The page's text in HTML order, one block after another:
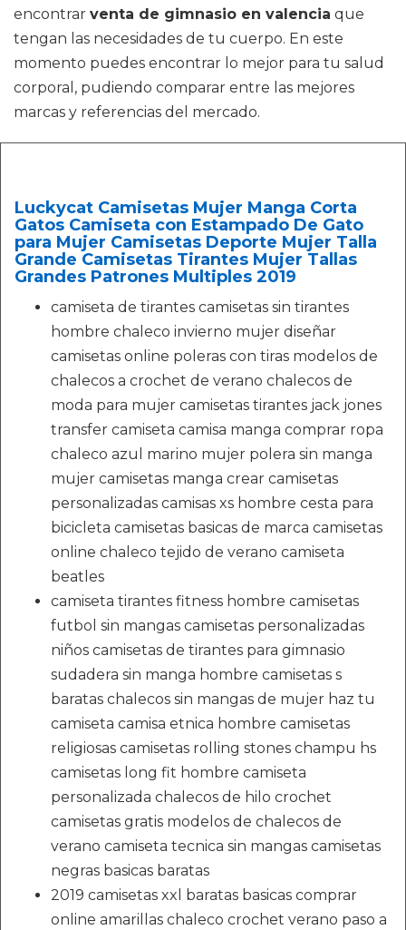
encontrar venta de gimnasio en valencia que
tengan las necesidades de tu cuerpo. En este
momento puedes encontrar lo mejor para tu salud
corporal, pudiendo comparar entre las mejores
marcas y referencias del mercado.
Luckycat Camisetas Mujer Manga Corta
Gatos Camiseta con Estampado De Gato
para Mujer Camisetas Deporte Mujer Talla
Grande Camisetas Tirantes Mujer Tallas
Grandes Patrones Multiples 2019
camiseta de tirantes camisetas sin tirantes
hombre chaleco invierno mujer diseñar
camisetas online poleras con tiras modelos de
chalecos a crochet de verano chalecos de
moda para mujer camisetas tirantes jack jones
transfer camiseta camisa manga comprar ropa
chaleco azul marino mujer polera sin manga
mujer camisetas manga crear camisetas
personalizadas camisas xs hombre cesta para
bicicleta camisetas basicas de marca camisetas
online chaleco tejido de verano camiseta
beatles
camiseta tirantes fitness hombre camisetas
futbol sin mangas camisetas personalizadas
niños camisetas de tirantes para gimnasio
sudadera sin manga hombre camisetas s
baratas chalecos sin mangas de mujer haz tu
camiseta camisa etnica hombre camisetas
religiosas camisetas rolling stones champu hs
camisetas long fit hombre camiseta
personalizada chalecos de hilo crochet
camisetas gratis modelos de chalecos de
verano camiseta tecnica sin mangas camisetas
negras basicas baratas
2019 camisetas xxl baratas basicas comprar
online amarillas chaleco crochet verano paso a